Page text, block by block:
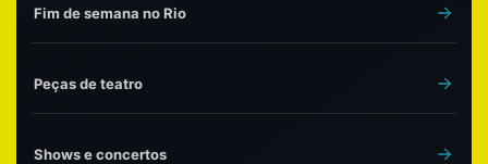
Fim de semana no Rio
Peças de teatro
Shows e concertos